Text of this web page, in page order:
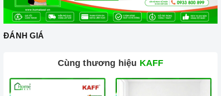
trong thức ăn.
Chức năng 02 vòng nhiệt:Giúp người dùng điều chỉnh
vòng nhiệt phù hợp với kích thước dụng cụ nấu, tránh bị thất
Chức năng Booster:Giúp các thiết bị bếp gia tăng nhiệt
nhanh chóng trên các vùng nấu.
ĐÁNH GIÁ
Cùng thương hiệu KAFF